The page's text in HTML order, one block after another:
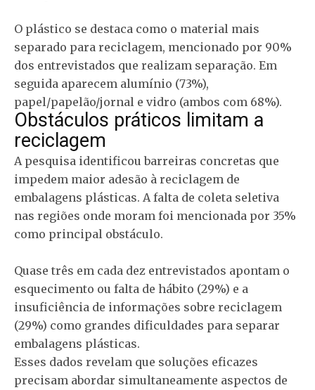
O plástico se destaca como o material mais
separado para reciclagem, mencionado por 90%
dos entrevistados que realizam separação. Em
seguida aparecem alumínio (73%),
papel/papelão/jornal e vidro (ambos com 68%).
Obstáculos práticos limitam a
reciclagem
A pesquisa identificou barreiras concretas que
impedem maior adesão à reciclagem de
embalagens plásticas. A falta de coleta seletiva
nas regiões onde moram foi mencionada por 35%
como principal obstáculo.
Quase três em cada dez entrevistados apontam o
esquecimento ou falta de hábito (29%) e a
insuficiência de informações sobre reciclagem
(29%) como grandes dificuldades para separar
embalagens plásticas.
Esses dados revelam que soluções eficazes
precisam abordar simultaneamente aspectos de